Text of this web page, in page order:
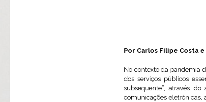
Por Carlos Filipe Costa
No contexto da pandemia
dos serviços públicos
subsequente”, através do
comunicações eletrónicas,